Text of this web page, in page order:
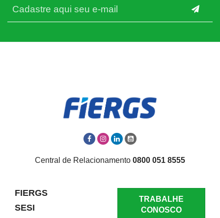
Central de Relacionamento 0800 051 8555
FIERGS
SESI
TRABALHE
CONOSCO